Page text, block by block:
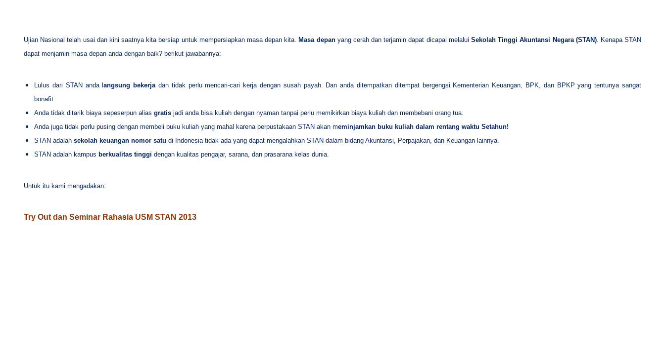
Ujian Nasional telah usai dan kini saatnya kita bersiap untuk mempersiapkan masa depan kita. Masa depanyang cerah dan terjamin dapat dicapai melalui Sekolah Tinggi Akuntansi Negara (STAN). Kenapa STAN
dapat menjamin masa depan anda dengan baik? berikut jawabannya:
Lulus dari STAN anda langsung bekerjadan tidak perlu mencari-cari kerja dengan susah payah. Dan anda ditempatkan ditempat bergengsi Kementerian Keuangan, BPK, dan BPKP yang tentunya sangat
bonafit.
Anda tidak ditarik biaya sepeserpun aliasgratis jadi anda bisa kuliah dengan nyaman tanpai perlu memikirkan biaya kuliah dan membebani orang tua.
Anda juga tidak perlu pusing dengan membeli buku kuliah yang mahal karena perpustakaan STAN akan meminjamkan buku kuliah dalam rentang waktu Setahun!
STAN adalah sekolah keuangan nomor satu di Indonesia tidak ada yang dapat mengalahkan STAN dalam bidang Akuntansi, Perpajakan, dan Keuangan lainnya.
STAN adalah kampus berkualitas tinggi dengan kualitas pengajar, sarana, dan prasarana kelas dunia.
Untuk itu kami mengadakan:
Try Out dan Seminar Rahasia USM STAN 2013